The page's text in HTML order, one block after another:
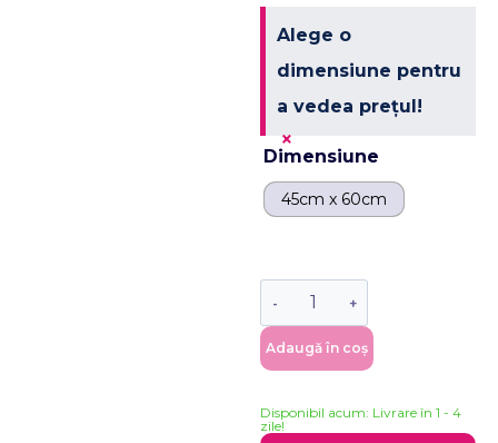
Alege o
dimensiune pentru
a vedea prețul!
×
Dimensiune
45cm x 60cm
Adaugă în coș
Disponibil acum: Livrare în 1 - 4
zile!